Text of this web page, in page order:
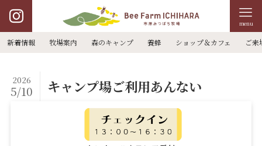
menu
新着情報 牧場案内 森のキャンプ 養蜂 ショップ＆カフェ ご来
キャンプ場ご利用あんない
2026
5/10